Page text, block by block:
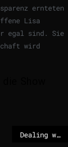
ernteten
Lisa
egal sind. Sie
wird
Dealing with the Gaza war: Filmmakers criticize the Berlinale